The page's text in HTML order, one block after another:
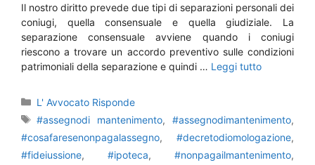
Il nostro diritto prevede due tipi di separazioni personali dei
coniugi, quella consensuale e quella giudiziale. La
separazione consensuale avviene quando i coniugi
riescono a trovare un accordo preventivo sulle condizioni
patrimoniali della separazione e quindi … Leggi tutto
Categorie
L' Avvocato Risponde
Tag
#assegnodi mantenimento,#assegnodimantenimento,
#cosafaresenonpagalassegno, #decretodiomologazione,
#fideiussione, #ipoteca, #nonpagailmantenimento,